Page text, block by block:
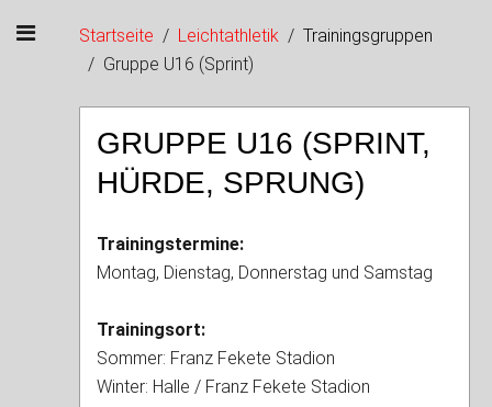
Startseite Leichtathletik
Trainingsgruppen
Gruppe U16 (Sprint)
GRUPPE U16 (SPRINT,
HÜRDE, SPRUNG)
Trainingstermine:
Montag, Dienstag, Donnerstag und Samstag
Trainingsort:
Sommer: Franz Fekete Stadion
Winter: Halle / Franz Fekete Stadion